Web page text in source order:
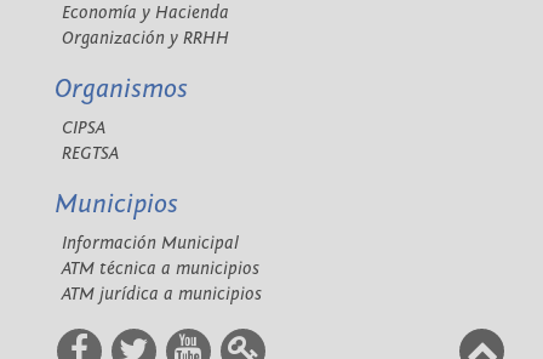
Economía y Hacienda
Organización y RRHH
Organismos
CIPSA
REGTSA
Municipios
Información Municipal
ATM técnica a municipios
ATM jurídica a municipios